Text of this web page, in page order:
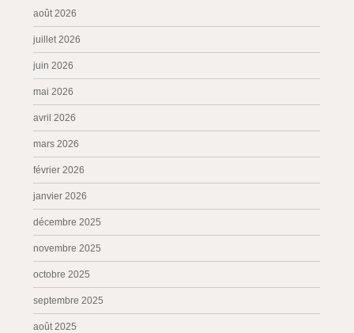
août 2026
juillet 2026
juin 2026
mai 2026
avril 2026
mars 2026
février 2026
janvier 2026
décembre 2025
novembre 2025
octobre 2025
septembre 2025
août 2025